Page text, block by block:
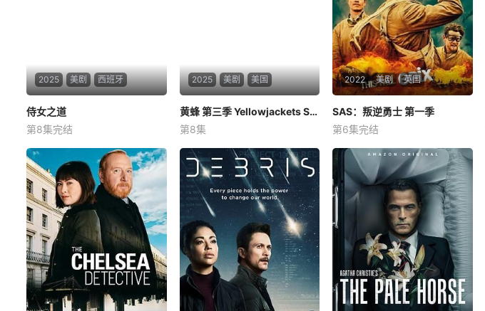
2025 美剧 西班牙
侍女之道
阿尔瓦罗·梅尔
Madrid, 1880. Elena Bianda is
the most sought-after lady-in
-waiting in the entire city. De
spite her
侍女之道
第8集完结
2025 美剧 美国
黄蜂 第三季 Yellowjackets Season 3
1996年，新泽西州高中的一支
名为“黄蜂”的高中女子足球队前
往西雅图参加全国锦标赛，她
们乘坐的私人飞机在飞越加拿
大时不幸坠毁在无人荒野的深
处。幸存下来的队员最终在野
外生存了19个月。25年后，承
受着身
黄蜂 第三季 Yellowjackets Season 3
第8集
2022 美剧 英国
SAS：叛逆勇士 第一季
杰克·奥康奈尔
BBC将推出一部剧集《SAS: Ro
gue Heroes》，讲述世界著名
的特种部队——英国皇家特种
空勤团(SAS)的诞生，其如何开
启特种作战的新时代，“从二战
最艰难的时刻开始，聚焦一群
有缺点、大胆、特
SAS：叛逆勇士 第一季
第6集完结